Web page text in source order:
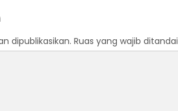
dipublikasikan. Ruas yang wajib ditandai